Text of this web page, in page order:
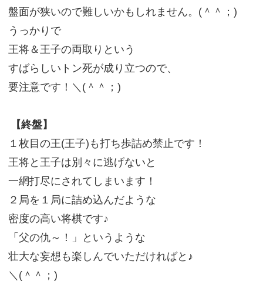
盤面が狭いので難しいかもしれません。(＾＾；)
うっかりで
王将＆王子の両取りという
すばらしいトン死が成り立つので、
要注意です！＼(＾＾；)
【終盤】
１枚目の王(王子)も打ち歩詰め禁止です！
王将と王子は別々に逃げないと
一網打尽にされてしまいます！
２局を１局に詰め込んだような
密度の高い将棋です♪
「父の仇～！」というような
壮大な妄想も楽しんでいただければと♪
＼(＾＾；)